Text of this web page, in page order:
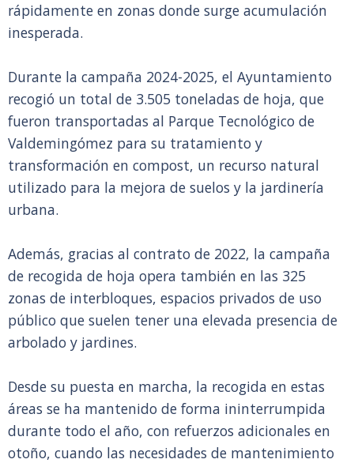
rápidamente en zonas donde surge acumulación
inesperada.
Durante la campaña 2024-2025, el Ayuntamiento
recogió un total de 3.505 toneladas de hoja, que
fueron transportadas al Parque Tecnológico de
Valdemingómez para su tratamiento y
transformación en compost, un recurso natural
utilizado para la mejora de suelos y la jardinería
urbana.
Además, gracias al contrato de 2022, la campaña
de recogida de hoja opera también en las 325
zonas de interbloques, espacios privados de uso
público que suelen tener una elevada presencia de
arbolado y jardines.
Desde su puesta en marcha, la recogida en estas
áreas se ha mantenido de forma ininterrumpida
durante todo el año, con refuerzos adicionales en
otoño, cuando las necesidades de mantenimiento